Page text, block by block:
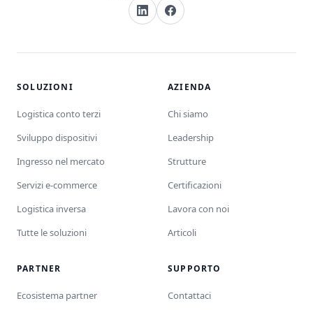
SOLUZIONI
Logistica conto terzi
Sviluppo dispositivi
Ingresso nel mercato
Servizi e-commerce
Logistica inversa
Tutte le soluzioni
AZIENDA
Chi siamo
Leadership
Strutture
Certificazioni
Lavora con noi
Articoli
PARTNER
Ecosistema partner
SUPPORTO
Contattaci